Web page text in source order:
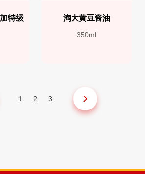
特级
淘大黄豆酱油
350ml
1 2 3